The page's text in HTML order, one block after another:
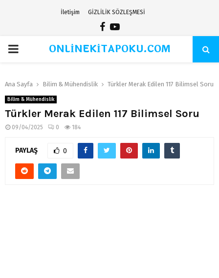
İletişim GİZLİLİK SÖZLEŞMESİ
Facebook
Youtube
PRIMARYONLİNEKİTAPOKU.COM
Ana Sayfa Bilim & Mühendislik Türkler Merak Edilen 117 Bilimsel Soru
Bilim & Mühendislik
Türkler Merak Edilen 117 Bilimsel Soru
09/04/2025 0 184
PAYLAŞ 0